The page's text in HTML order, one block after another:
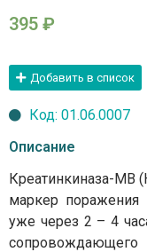
395 ₽
Добавить в список
Код: 01.06.0007
Описание
Креатинкиназа-МВ
маркер
уже через 2 – 4